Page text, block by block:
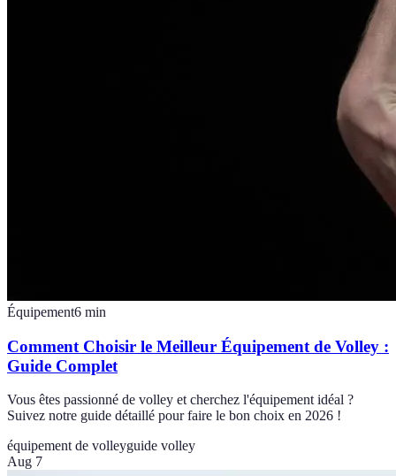
Équipement6 min
Comment Choisir le Meilleur Équipement de Volley :
Guide Complet
Vous êtes passionné de volley et cherchez l'équipement idéal ?
Suivez notre guide détaillé pour faire le bon choix en 2026 !
équipement de volleyguide volley
Aug 7